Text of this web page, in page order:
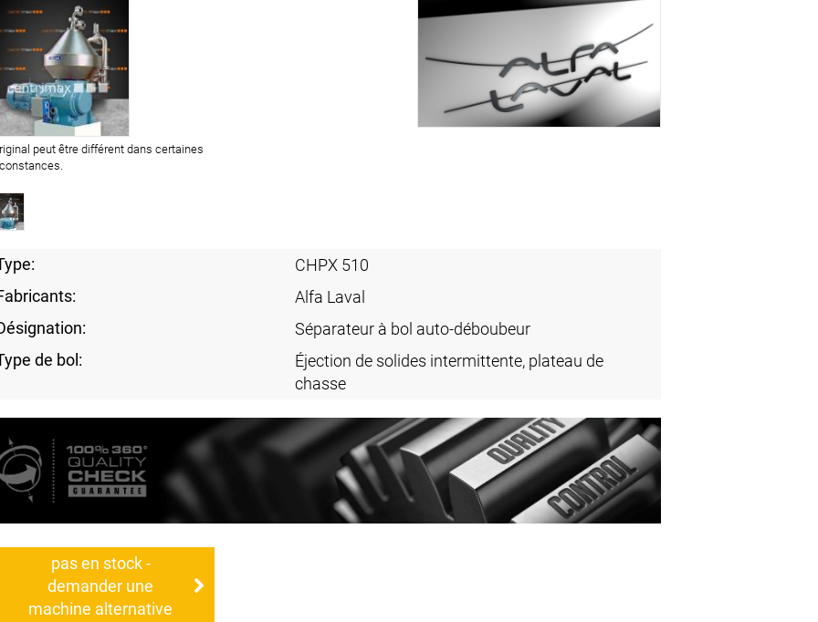
peut être différent dans certaines
CHPX 510
Alfa Laval
Séparateur à bol auto-déboubeur
de bol:
Éjection de solides intermittente, plateau de
chasse
pas en stock -
demander une
machine alternative